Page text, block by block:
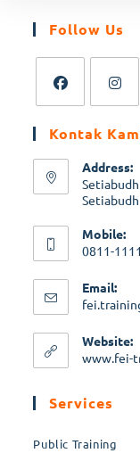
Follow Us
Kontak
Address:
Mobile:
0811-
Email:
Website:
www.fei-
Services
Public Training